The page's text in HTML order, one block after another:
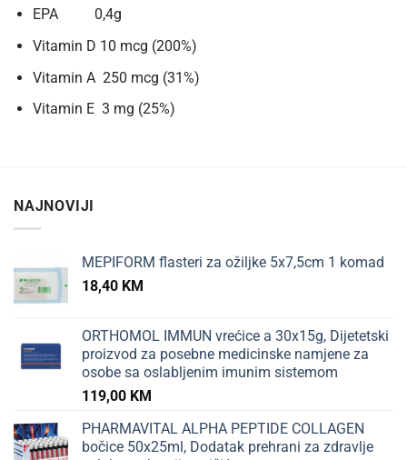
EPA 0,4g
Vitamin D 10 mcg (200%)
Vitamin A 250 mcg (31%)
Vitamin E 3 mg (25%)
NAJNOVIJI
MEPIFORM flasteri za ožiljke 5x7,5cm 1 komad
18,40 KM
ORTHOMOL IMMUN vrećice a 30x15g, Dijetetski
proizvod za posebne medicinske namjene za
osobe sa oslabljenim imunim sistemom
119,00 KM
PHARMAVITAL ALPHA PEPTIDE COLLAGEN
bočice 50x25ml, Dodatak prehrani za zdravlje